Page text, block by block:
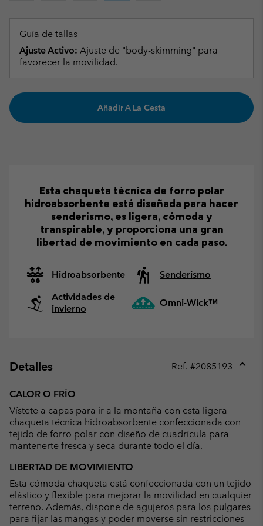
Guía de tallas
Ajuste Activo: Ajuste de "body-skimming" para
favorecer la movilidad.
Añadir A La Cesta
Esta chaqueta técnica de forro polar
hidroabsorbente está diseñada para hacer
senderismo, es ligera, cómoda y
transpirable, y proporciona una gran
libertad de movimiento en cada paso.
Hidroabsorbente
Senderismo
Actividades de
invierno
Omni-Wick™
Detalles Ref. #2085193
CALOR O FRÍO
Vístete a capas para ir a la montaña con esta ligera
chaqueta técnica hidroabsorbente confeccionada con
tejido de forro polar con diseño de cuadrícula para
mantenerte fresca y seca durante todo el día.
LIBERTAD DE MOVIMIENTO
Esta cómoda chaqueta está confeccionada con un tejido
elástico y flexible para mejorar la movilidad en cualquier
terreno. Además, dispone de agujeros para los pulgares
para fijar las mangas y poder moverse sin restricciones